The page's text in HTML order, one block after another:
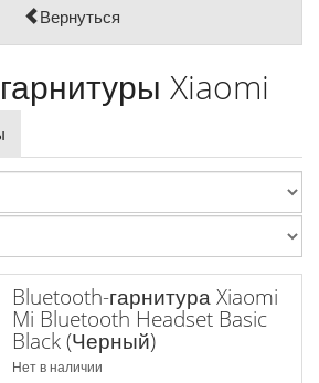
Вернуться
Xiaomi
Bluetooth-гарнитура Xiaomi
Mi Bluetooth Headset Basic
Black (Черный)
Нет в наличии